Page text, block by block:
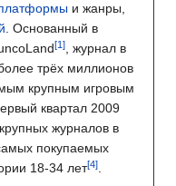
и жанры,
. Основанный в
, журнал в
трёх миллионов
крупным игровым
квартал 2009
журналов в
покупаемых
18-34 лет
.